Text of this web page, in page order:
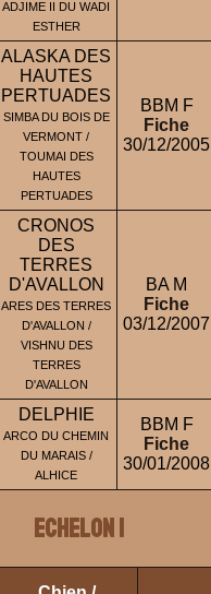
ADJIME II DU WADI
ESTHER
ALASKA DES
HAUTES
PERTUADES
SIMBA DU BOIS DE
VERMONT /
TOUMAI DES
HAUTES
PERTUADES
BBM F
Fiche
30/12/2005
CRONOS
DES
TERRES
D'AVALLON
ARES DES TERRES
D'AVALLON /
VISHNU DES
TERRES
D'AVALLON
BA M
Fiche
03/12/2007
DELPHIE
ARCO DU CHEMIN
DU MARAIS /
ALHICE
BBM F
Fiche
30/01/2008
ECHELON 1